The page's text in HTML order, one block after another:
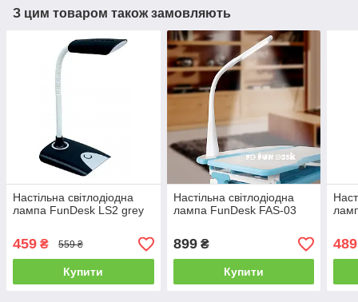
З цим товаром також замовляють
Настільна світлодіодна
лампа FunDesk LS2 grey
459 ₴ 559 ₴
Купити
Настільна світлодіодна
лампа FunDesk FAS-03
899₴
Купити
489